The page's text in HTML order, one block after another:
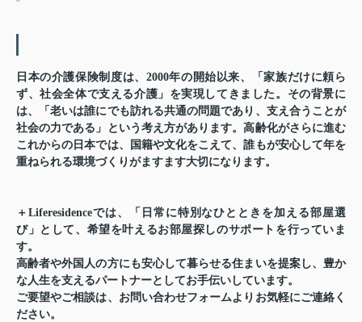
日本の介護保険制度は、2000年の開始以来、「家族だけに頼ら
ず、社会全体で支える介護」を実現してきました。その背景に
は、「老いは誰にでも訪れる共通の問題であり、支え合うことが
社会の力である」という考え方があります。高齢化がさらに進む
これからの日本では、国籍や文化をこえて、誰もが安心して年を
重ねられる環境づくりがますます大切になります。
＋Liferesidenceでは、「日常に特別なひとときを加える部屋選
び」として、希望を叶えるお部屋探しのサポートを行っていま
す。
高齢者や外国人の方にも安心して暮らせる住まいを提案し、豊か
な人生を支えるパートナーとしてお手伝いしています。
ご要望やご相談は、お問い合わせフォームよりお気軽にご連絡く
ださい。